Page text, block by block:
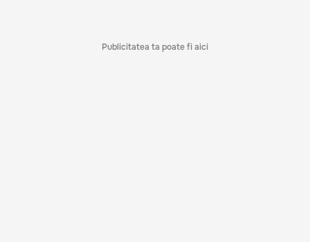
Publicitatea ta poate fi aici